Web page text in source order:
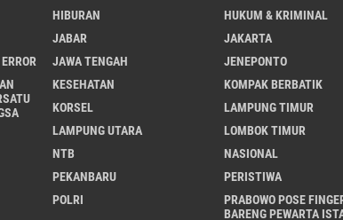
HIBURAN
HUKUM & KRIMINAL
JABAR
JAKARTA
JAWA TENGAH
JENEPONTO
KESEHATAN
KOMPAK BERBATIK
KORSEL
LAMPUNG TIMUR
LAMPUNG UTARA
LOMBOK TIMUR
NTB
NASIONAL
PEKANBARU
PERISTIWA
POLRI
PRABOWO POSE
BARENG PEWARTA